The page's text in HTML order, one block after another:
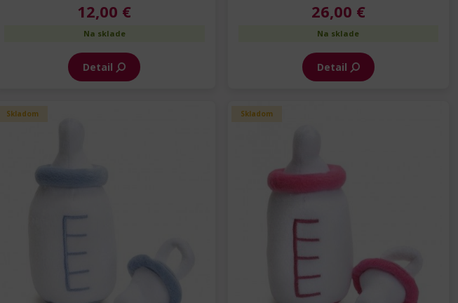
12,00 €
Na sklade
Detail
26,00 €
Na sklade
Detail
Skladom Skladom